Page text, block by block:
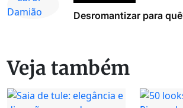
Desromantizar para
Veja também